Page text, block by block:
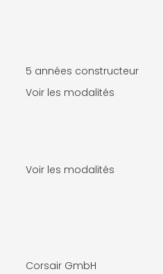
5 années constructeur
Voir les modalités
Voir les modalités
Corsair GmbH